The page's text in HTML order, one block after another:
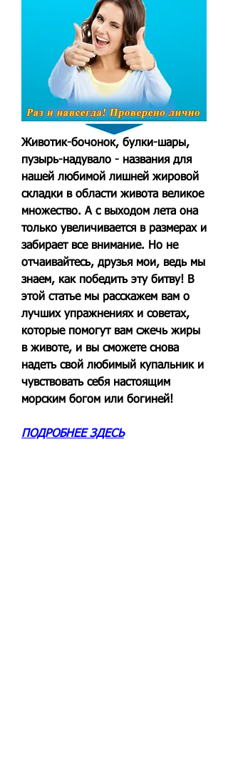
Животик-бочонок, булки-шары,
пузырь-надувало - названия для
нашей любимой лишней жировой
складки в области живота великое
множество. А с выходом лета она
только увеличивается в размерах и
забирает все внимание. Но не
отчаивайтесь, друзья мои, ведь мы
знаем, как победить эту битву! В
этой статье мы расскажем вам о
лучших упражнениях и советах,
которые помогут вам сжечь жиры
в животе, и вы сможете снова
надеть свой любимый купальник и
чувствовать себя настоящим
морским богом или богиней!
ПОДРОБНЕЕ ЗДЕСЬ